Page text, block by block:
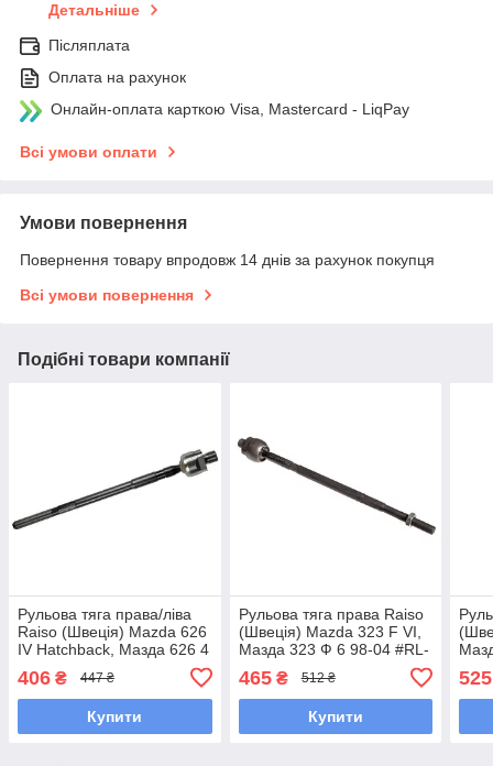
Детальніше
Післяплата
Оплата на рахунок
Онлайн-оплата карткою Visa, Mastercard - LiqPay
Всі умови оплати
Умови повернення
Повернення товару впродовж 14 днів за рахунок покупця
Всі умови повернення
Подібні товари компанії
Рульова тяга права/ліва
Raiso (Швеція) Mazda 626
IV Hatchback, Мазда 626 4
UAHPUDU7
406 ₴ 447 ₴
Купити
Рульова тяга права Raiso
(Швеція) Mazda 323 F VI,
Мазда 323 Ф 6 98-04 #RL-
465₴ 512 ₴
Купити
525